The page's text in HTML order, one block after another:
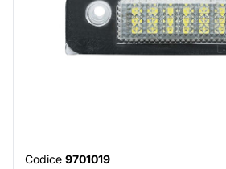
Codice 9701019